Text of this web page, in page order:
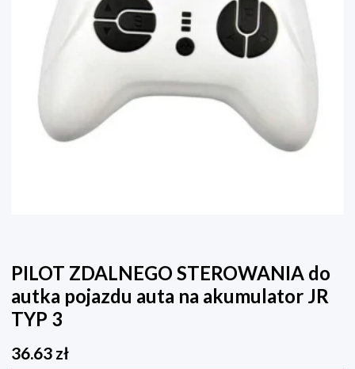
PILOT ZDALNEGO STEROWANIA do
autka pojazdu auta na akumulator JR
TYP 3
36.63 zł